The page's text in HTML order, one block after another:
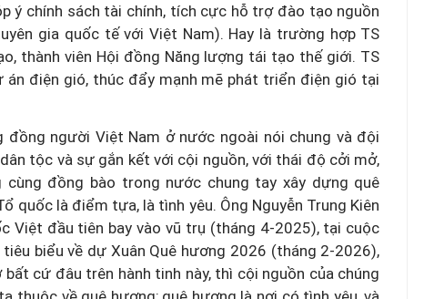
ý chính sách tài chính, tích cực hỗ trợ đào tạo nguồn
gia quốc tế với Việt Nam). Hay là trường hợp TS
thành viên Hội đồng Năng lượng tái tạo thế giới. TS
điện gió, thúc đẩy mạnh mẽ phát triển điện gió tại
người Việt Nam ở nước ngoài nói chung và đội
tộc và sự gắn kết với cội nguồn, với thái độ cởi mở,
đồng bào trong nước chung tay xây dựng quê
quốc là điểm tựa, là tình yêu. Ông Nguyễn Trung Kiên
Việt đầu tiên bay vào vũ trụ (tháng 4-2025), tại cuộc
biểu về dự Xuân Quê hương 2026 (tháng 2-2026),
cứ đâu trên hành tinh này, thì cội nguồn của chúng